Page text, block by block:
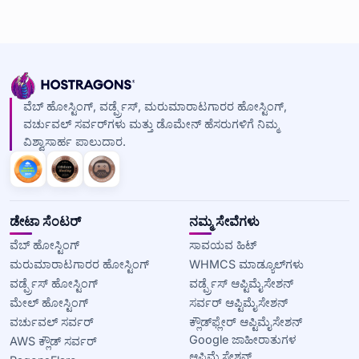
ವೆಬ್ ಹೋಸ್ಟಿಂಗ್, ವರ್ಡ್ಪ್ರೆಸ್, ಮರುಮಾರಾಟಗಾರರ ಹೋಸ್ಟಿಂಗ್,
ವರ್ಚುವಲ್ ಸರ್ವರ್‌ಗಳು ಮತ್ತು ಡೊಮೇನ್ ಹೆಸರುಗಳಿಗೆ ನಿಮ್ಮ
ವಿಶ್ವಾಸಾರ್ಹ ಪಾಲುದಾರ.
ಡೇಟಾ ಸೆಂಟರ್
ವೆಬ್ ಹೋಸ್ಟಿಂಗ್
ಮರುಮಾರಾಟಗಾರರ ಹೋಸ್ಟಿಂಗ್
ವರ್ಡ್ಪ್ರೆಸ್ ಹೋಸ್ಟಿಂಗ್
ಮೇಲ್ ಹೋಸ್ಟಿಂಗ್
ವರ್ಚುವಲ್ ಸರ್ವರ್
AWS ಕ್ಲೌಡ್ ಸರ್ವರ್
ನಮ್ಮ ಸೇವೆಗಳು
ಸಾವಯವ ಹಿಟ್
WHMCS ಮಾಡ್ಯೂಲ್‌ಗಳು
ವರ್ಡ್ಪ್ರೆಸ್ ಆಪ್ಟಿಮೈಸೇಶನ್
ಸರ್ವರ್ ಆಪ್ಟಿಮೈಸೇಶನ್
ಕ್ಲೌಡ್‌ಫ್ಲೇರ್ ಆಪ್ಟಿಮೈಸೇಶನ್
Google ಜಾಹೀರಾತುಗಳ
ಆಪ್ಟಿಮೈಸೇಶನ್